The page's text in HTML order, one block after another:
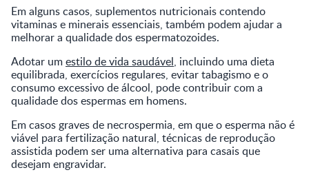
Em alguns casos, suplementos nutricionais contendo
vitaminas e minerais essenciais, também podem ajudar a
melhorar a qualidade dos espermatozoides.
Adotar umestilo de vida saudável, incluindo uma dieta
equilibrada, exercícios regulares, evitar tabagismo e o
consumo excessivo de álcool, pode contribuir com a
qualidade dos espermas em homens.
Em casos graves de necrospermia, em que o esperma não é
viável para fertilização natural, técnicas de reprodução
assistida podem ser uma alternativa para casais que
desejam engravidar.